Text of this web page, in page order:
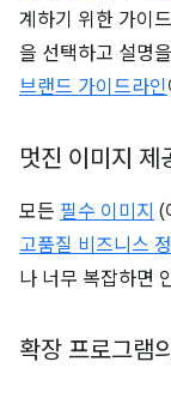
계하기 위한 가이
을 선택하고 설명
브랜드 가이드라인
멋진 이미지 제
모든 필수 이미지 (
고품질 비즈니스
나 너무 복잡하면
확장 프로그램